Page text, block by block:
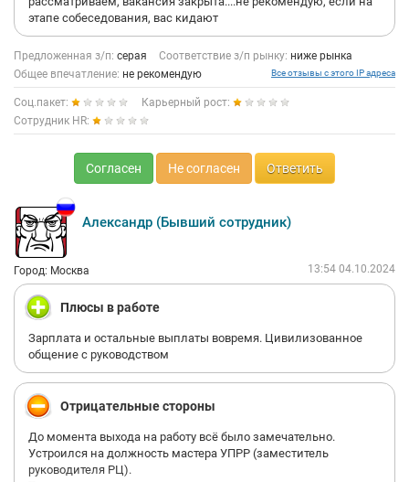
этапе собеседования, вас кидают
Предложенная з/п: серая Соответствие з/п рынку: ниже рынка
Общее впечатление: не рекомендую Все отзывы с этого IP адреса
Соц.пакет:
Карьерный рост:
Сотрудник HR:
Согласен Не согласен Ответить
Александр (Бывший сотрудник)
Город: Москва 13:54 04.10.2024
Плюсы в работе
Зарплата и остальные выплаты вовремя. Цивилизованное
общение с руководством
Отрицательные стороны
До момента выхода на работу всё было замечательно.
Устроился на должность мастера УПРР (заместитель
руководителя РЦ).